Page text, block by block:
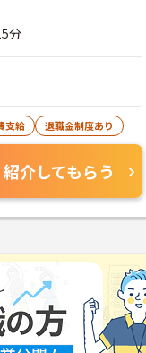
分
支給 退職金制度あり
紹介してもらう